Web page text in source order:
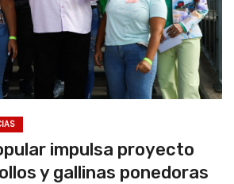
impulsa proyecto
y gallinas ponedoras